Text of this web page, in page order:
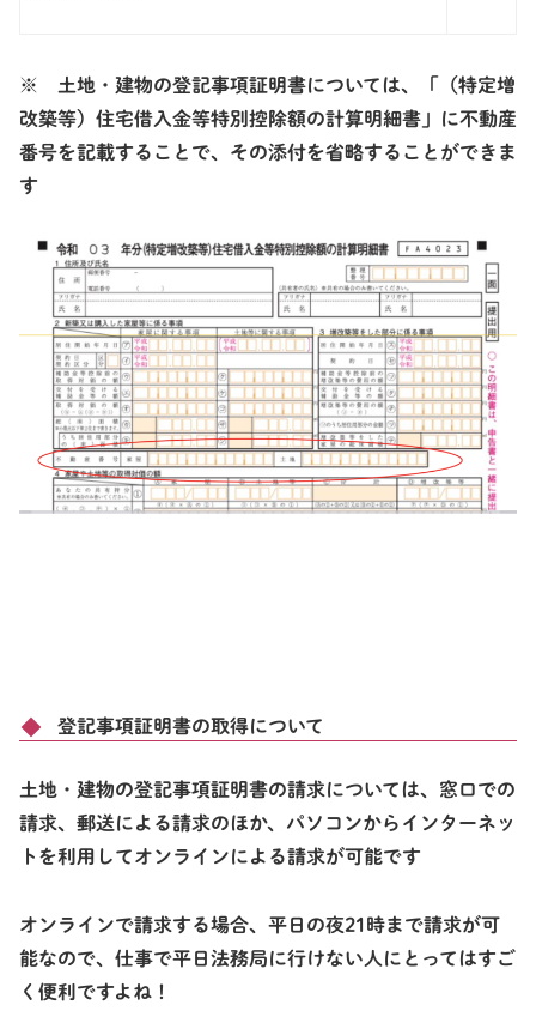
※ 土地・建物の登記事項証明書については、「（特定増
改築等）住宅借入金等特別控除額の計算明細書」に不動産
番号を記載することで、その添付を省略することができま
す
登記事項証明書の取得について
土地・建物の登記事項証明書の請求については、窓口での
請求、郵送による請求のほか、パソコンからインターネッ
トを利用してオンラインによる請求が可能です
オンラインで請求する場合、平日の夜21時まで請求が可
能なので、仕事で平日法務局に行けない人にとってはすご
く便利ですよね！